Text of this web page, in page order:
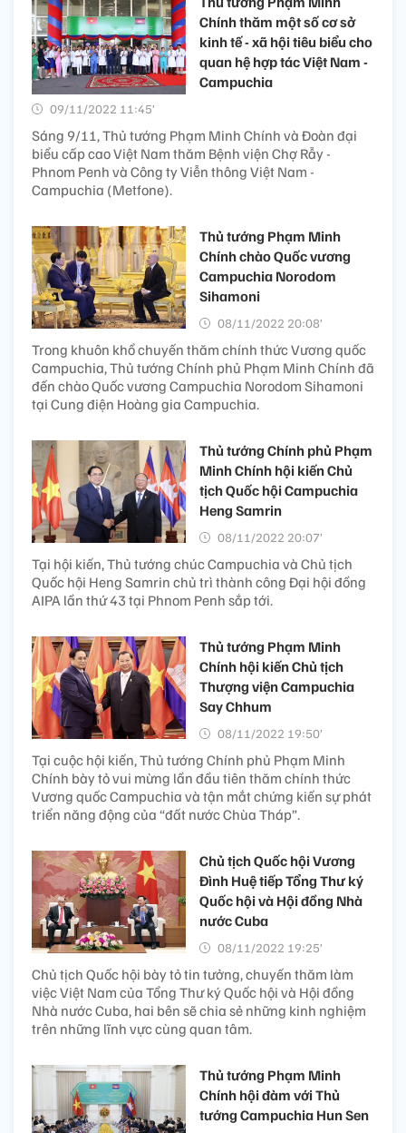
Chính thăm một số cơ sở
kinh tế - xã hội tiêu biểu cho
quan hệ hợp tác Việt Nam -
Campuchia
09/11/2022 11:45’
Sáng 9/11, Thủ tướng Phạm Minh Chính và Đoàn đại
biểu cấp cao Việt Nam thăm Bệnh viện Chợ Rẫy -
Phnom Penh và Công ty Viễn thông Việt Nam -
Campuchia (Metfone).
Thủ tướng Phạm Minh
Chính chào Quốc vương
Campuchia Norodom
Sihamoni
08/11/2022 20:08’
Trong khuôn khổ chuyến thăm chính thức Vương quốc
Campuchia, Thủ tướng Chính phủ Phạm Minh Chính đã
đến chào Quốc vương Campuchia Norodom Sihamoni
tại Cung điện Hoàng gia Campuchia.
Thủ tướng Chính phủ Phạm
Minh Chính hội kiến Chủ
tịch Quốc hội Campuchia
Heng Samrin
08/11/2022 20:07’
Tại hội kiến, Thủ tướng chúc Campuchia và Chủ tịch
Quốc hội Heng Samrin chủ trì thành công Đại hội đồng
AIPA lần thứ 43 tại Phnom Penh sắp tới.
Thủ tướng Phạm Minh
Chính hội kiến Chủ tịch
Thượng viện Campuchia
Say Chhum
08/11/2022 19:50’
Tại cuộc hội kiến, Thủ tướng Chính phủ Phạm Minh
Chính bày tỏ vui mừng lần đầu tiên thăm chính thức
Vương quốc Campuchia và tận mắt chứng kiến sự phát
triển năng động của “đất nước Chùa Tháp”.
Chủ tịch Quốc hội Vương
Đình Huệ tiếp Tổng Thư ký
Quốc hội và Hội đồng Nhà
nước Cuba
08/11/2022 19:25’
Chủ tịch Quốc hội bày tỏ tin tưởng, chuyến thăm làm
việc Việt Nam của Tổng Thư ký Quốc hội và Hội đồng
Nhà nước Cuba, hai bên sẽ chia sẻ những kinh nghiệm
trên những lĩnh vực cùng quan tâm.
Thủ tướng Phạm Minh
Chính hội đàm với Thủ
tướng Campuchia Hun Sen